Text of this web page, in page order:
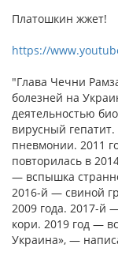
Платошкин жжет!
https://
"Глава Чечни
болезней на
деятельностью
вирусный
пневмонии. 2011
повторилась в
— вспышка
2016-й — свиной
2009 года. 2017-й
кори. 2019 год —
Украина», —